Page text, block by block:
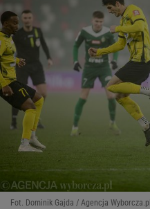
Fot. Dominik Gajda / Agencja Wyborcza.pl